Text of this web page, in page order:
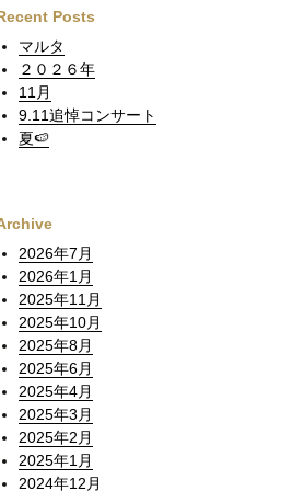
Posts
マルタ
２０２６年
11月
9.11追悼コンサート
夏🍉
2026年7月
2026年1月
2025年11月
2025年10月
2025年8月
2025年6月
2025年4月
2025年3月
2025年2月
2025年1月
2024年12月